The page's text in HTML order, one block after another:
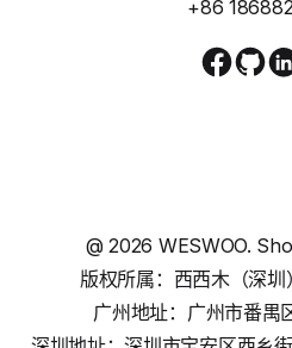
+86
@2026 WESWOO.
版权所属：西西木（深
广州地址：广州市番禺